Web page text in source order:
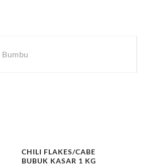
Bumbu
CHILI FLAKES/CABE
BUBUK KASAR 1 KG